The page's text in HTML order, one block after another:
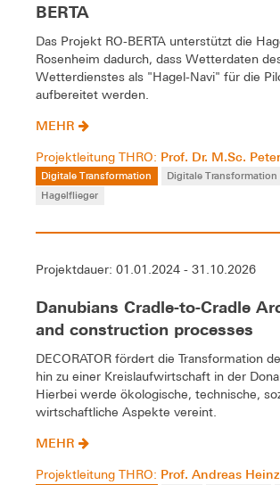
BERTA
Das Projekt RO-BERTA unterstützt die
Rosenheim dadurch, dass Wetterdaten
Wetterdienstes als "Hagel-Navi" für die
aufbereitet werden.
MEHR
Projektleitung THRO: Prof. Dr. M.Sc.
Digitale Transformation Digitale Transformation
Hagelflieger
Projektdauer: 01.01.2024 - 31.10.2026
Danubians Cradle-to-Cradle
and construction processes
DECORATOR fördert die Transformation
hin zu einer Kreislaufwirtschaft in der
Hierbei werde ökologische, technische,
wirtschaftliche Aspekte vereint.
MEHR
Projektleitung THRO: Prof. Andreas